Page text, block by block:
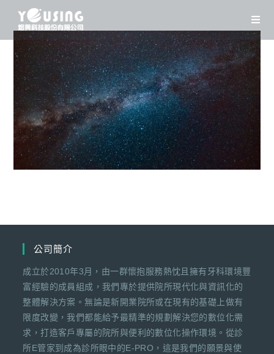
content
公司簡介
成立於2010年3月，由一群懷抱服務熱忱且擁有牙科環境豐
富經驗的成員組成，我們專於提供院所現代化與資訊化的
整體解決方案。無論是新開業院所或在現有的基礎上做有
限度改變，我們都能給予最精準的規劃解決您的數位化需
求，打造客戶專屬的院所與便利的數位化操作環境。從診
所E管家到成為診所眼中的E-PRO，這是我們的願景與使